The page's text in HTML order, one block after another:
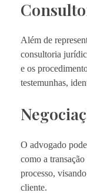
Além de
consultoria
e os
testemunhas,
O advogado
como a
processo,
cliente.